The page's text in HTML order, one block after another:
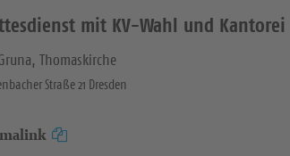
mit KV-Wahl und Kantorei
Thomaskirche
Straße 21 Dresden